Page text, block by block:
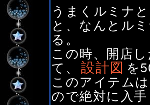
うまくルミナ
と、なんとル
る。
この時、開店
て、 設計図 を
このアイテムは
ので絶対に入